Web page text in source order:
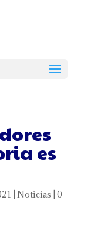
es
Noticias 0